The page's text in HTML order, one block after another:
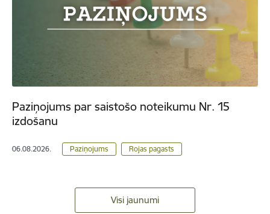
Paziņojums par saistošo noteikumu Nr. 15
izdošanu
06.08.2026. Paziņojums Rojas pagasts
Visi jaunumi